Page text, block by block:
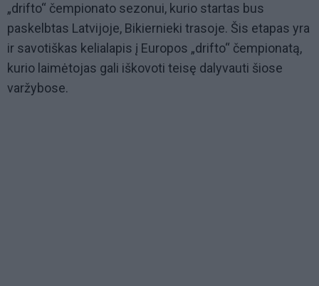
„drifto“ čempionato sezonui, kurio startas bus
paskelbtas Latvijoje, Bikiernieki trasoje. Šis etapas yra
ir savotiškas kelialapis į Europos „drifto“ čempionatą,
kurio laimėtojas gali iškovoti teisę dalyvauti šiose
varžybose.